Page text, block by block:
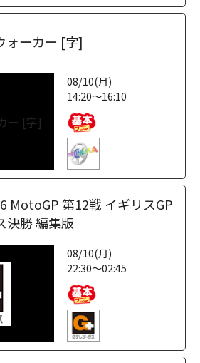
ォーカー [字]
08/10(月)
14:20～16:10
MotoGP 第12戦 イギリスGP
決勝 編集版
08/10(月)
22:30～02:45